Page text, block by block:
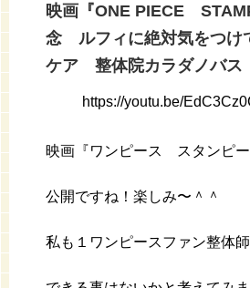
映画『ONE PIECE
念 ルフィに絶対気をつけ
ケア 整体院カラダノバ
https://youtu.be/
映画『ワンピース スタンピ
公開ですね！楽しみ〜＾＾
私も１ワンピースファン整体